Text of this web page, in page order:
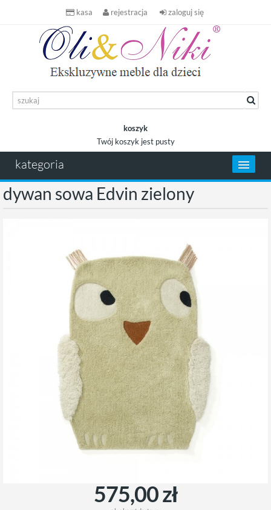
kasa rejestracja zaloguj się
koszyk
Twój koszyk jest pusty
kategoria
dywan sowa Edvin zielony
575,00 zł